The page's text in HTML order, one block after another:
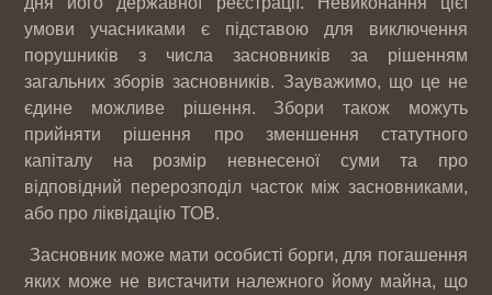
умови учасниками є підставою для виключення
порушників з числа засновників за рішенням
загальних зборів засновників. Зауважимо, що це не
єдине можливе рішення. Збори також можуть
прийняти рішення про зменшення статутного
капіталу на розмір невнесеної суми та про
відповідний перерозподіл часток між засновниками,
або про ліквідацію ТОВ.
Засновник може мати особисті борги, для погашення
яких може не вистачити належного йому майна, що